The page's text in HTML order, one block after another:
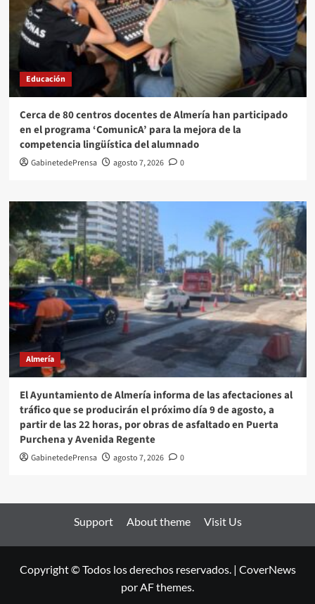
Educación
Cerca de 80 centros docentes de Almería han participado
en el programa ‘ComunicA’ para la mejora de la
competencia lingüística del alumnado
GabinetedePrensa agosto 7, 2026 0
Almería
El Ayuntamiento de Almería informa de las afectaciones al
tráfico que se producirán el próximo día 9 de agosto, a
partir de las 22 horas, por obras de asfaltado en Puerta
Purchena y Avenida Regente
GabinetedePrensa agosto 7, 2026 0
Support About theme Visit Us
Copyright © Todos los derechos reservados. | CoverNews
por AF themes.